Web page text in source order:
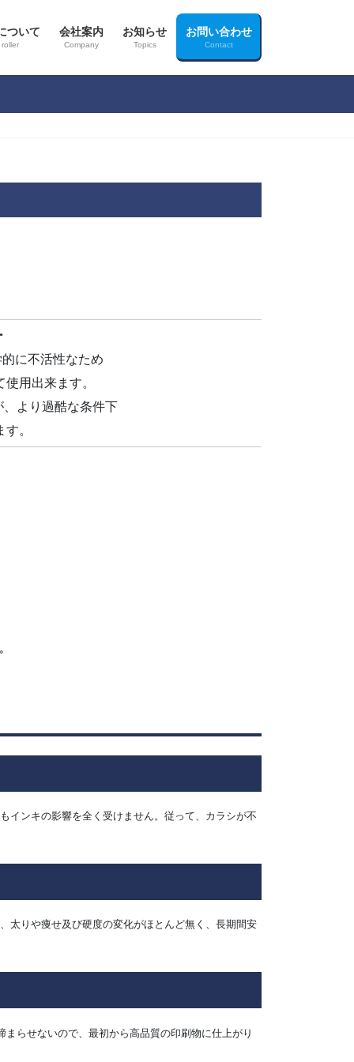
ついて 会社案内
Company
お知らせ
Topics
お問い合わせ
Contact
に不活性なため
用出来ます。
より過酷な条件下
。
インキの影響を全く受けません。従って、カラシが不
太りや痩せ及び硬度の変化がほとんど無く、長期間安
らせないので、最初から高品質の印刷物に仕上がり